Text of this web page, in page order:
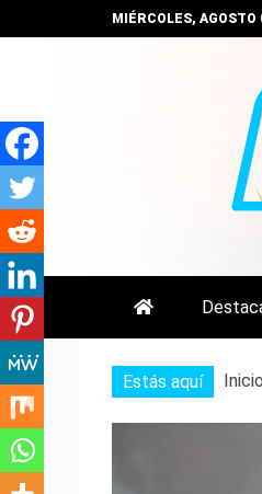
al
MIÉRCOLES, AGOSTO
NOTICIAS
Estás aquí Inicio